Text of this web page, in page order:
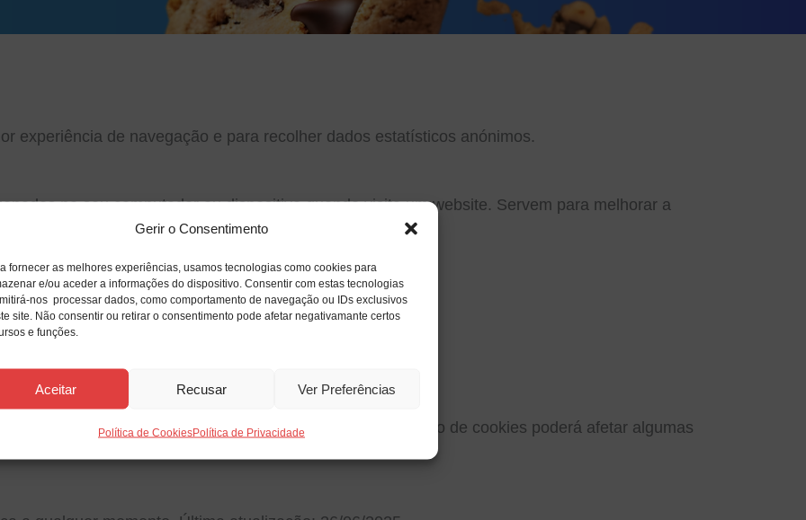
Gerir o Consentimento
fornecer as melhores experiências, usamos tecnologias como cookies para
e/ou aceder a informações do dispositivo. Consentir com estas tecnologias
nos processar dados, como comportamento de navegação ou IDs exclusivos
site. Não consentir ou retirar o consentimento pode afetar negativamante certos
e funções.
Aceitar Recusar Ver Preferências
Política de CookiesPolítica de Privacidade
experiência de navegação e para recolher dados estatísticos anónimos.
no seu computador ou dispositivo quando visita um website. Servem para melhorar a
a sua navegação.
funcionamento do site.
perceber como os utilizadores interagem com o site.
para melhorar a experiência do utilizador.
nas definições do seu navegador. Note que a desativação de cookies poderá afetar algumas